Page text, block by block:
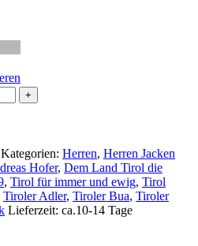
Kategorien: Herren, Herren Jacken
Hofer, Dem Land Tirol die
, Tirol für immer und ewig, Tirol
Tiroler Adler, Tiroler Bua, Tiroler
Lieferzeit: ca.10-14 Tage